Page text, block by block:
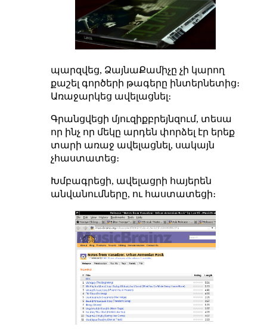
պարզվեց, ՁայնաՔամիչը չի կարող
քաշել գործերի թագերը ինտերնետից։
Առաջարկեց ավելացնել։
Գրանցվեցի մյուզիքբրեյնզում, տեսա
որ ինչ որ մեկը արդեն փորձել էր երեք
տարի առաջ ավելացնել, սակայն
չհաստատեց։
Խմբագրեցի, ավելացրի հայերեն
անվանումները, ու հաստատեցի։